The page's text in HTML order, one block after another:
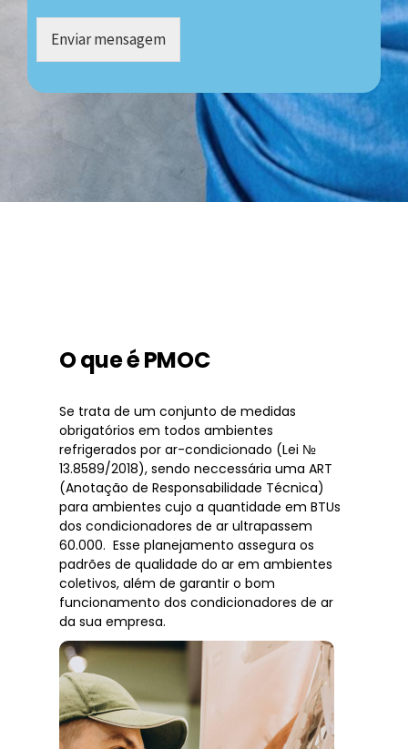
Enviar mensagem
O que é PMOC
Se trata de um conjunto de medidas
obrigatórios em todos ambientes
refrigerados por ar-condicionado (Lei №
13.8589/2018), sendo neccessária uma ART
(Anotação de Responsabilidade Técnica)
para ambientes cujo a quantidade em BTUs
dos condicionadores de ar ultrapassem
60.000. Esse planejamento assegura os
padrões de qualidade do ar em ambientes
coletivos, além de garantir o bom
funcionamento dos condicionadores de ar
da sua empresa.